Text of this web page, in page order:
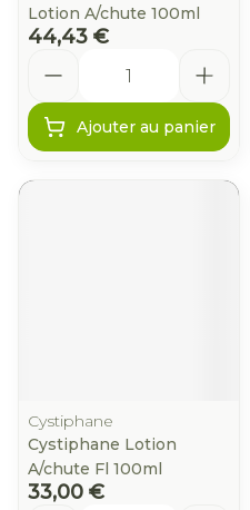
Lotion A/chute 100ml
44,43 €
Ajouter au panier
Cystiphane
Cystiphane Lotion
A/chute Fl 100ml
33,00 €